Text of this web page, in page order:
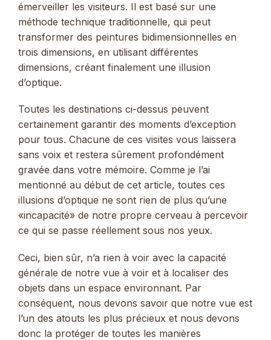
émerveiller les visiteurs. Il est basé sur une
méthode technique traditionnelle, qui peut
transformer des peintures bidimensionnelles en
trois dimensions, en utilisant différentes
dimensions, créant finalement une illusion
d’optique.
Toutes les destinations ci-dessus peuvent
certainement garantir des moments d’exception
pour tous. Chacune de ces visites vous laissera
sans voix et restera sûrement profondément
gravée dans votre mémoire. Comme je l’ai
mentionné au début de cet article, toutes ces
illusions d’optique ne sont rien de plus qu’une
«incapacité» de notre propre cerveau à percevoir
ce qui se passe réellement sous nos yeux.
Ceci, bien sûr, n’a rien à voir avec la capacité
générale de notre vue à voir et à localiser des
objets dans un espace environnant. Par
conséquent, nous devons savoir que notre vue est
l’un des atouts les plus précieux et nous devons
donc la protéger de toutes les manières